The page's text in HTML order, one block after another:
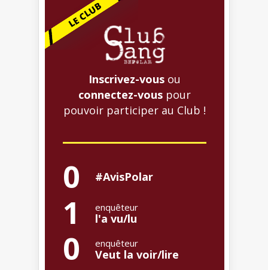
Inscrivez-vous ou
connectez-vous pour
pouvoir participer au Club !
0 #AvisPolar
1 enquêteur
l'a vu/lu
0 enquêteur
Veut la voir/lire